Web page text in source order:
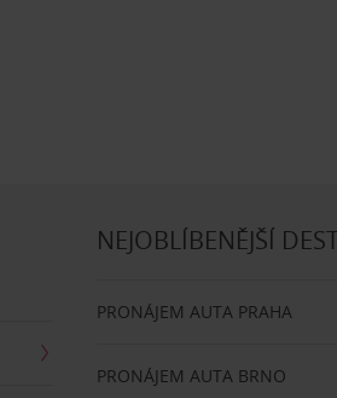
NEJOBLÍBENĚJŠÍ
PRONÁJEM AUTA PRAHA
PRONÁJEM AUTA BRNO